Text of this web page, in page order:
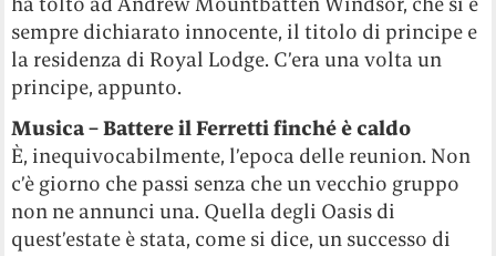
sempre dichiarato innocente, il titolo di principe e
la residenza di Royal Lodge. C’era una volta un
principe, appunto.
Musica – Battere il Ferretti finché è caldo
È, inequivocabilmente, l’epoca delle reunion. Non
c’è giorno che passi senza che un vecchio gruppo
non ne annunci una. Quella degli Oasis di
quest’estate è stata, come si dice, un successo di